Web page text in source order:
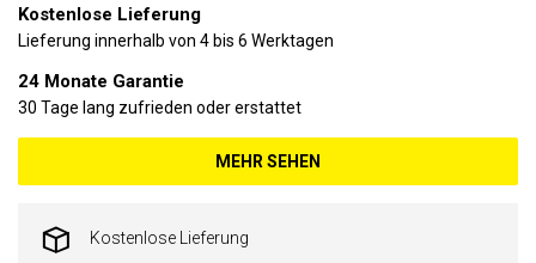
Kostenlose Lieferung
Lieferung innerhalb von 4 bis 6 Werktagen
24 Monate Garantie
30 Tage lang zufrieden oder erstattet
MEHR SEHEN
Kostenlose Lieferung